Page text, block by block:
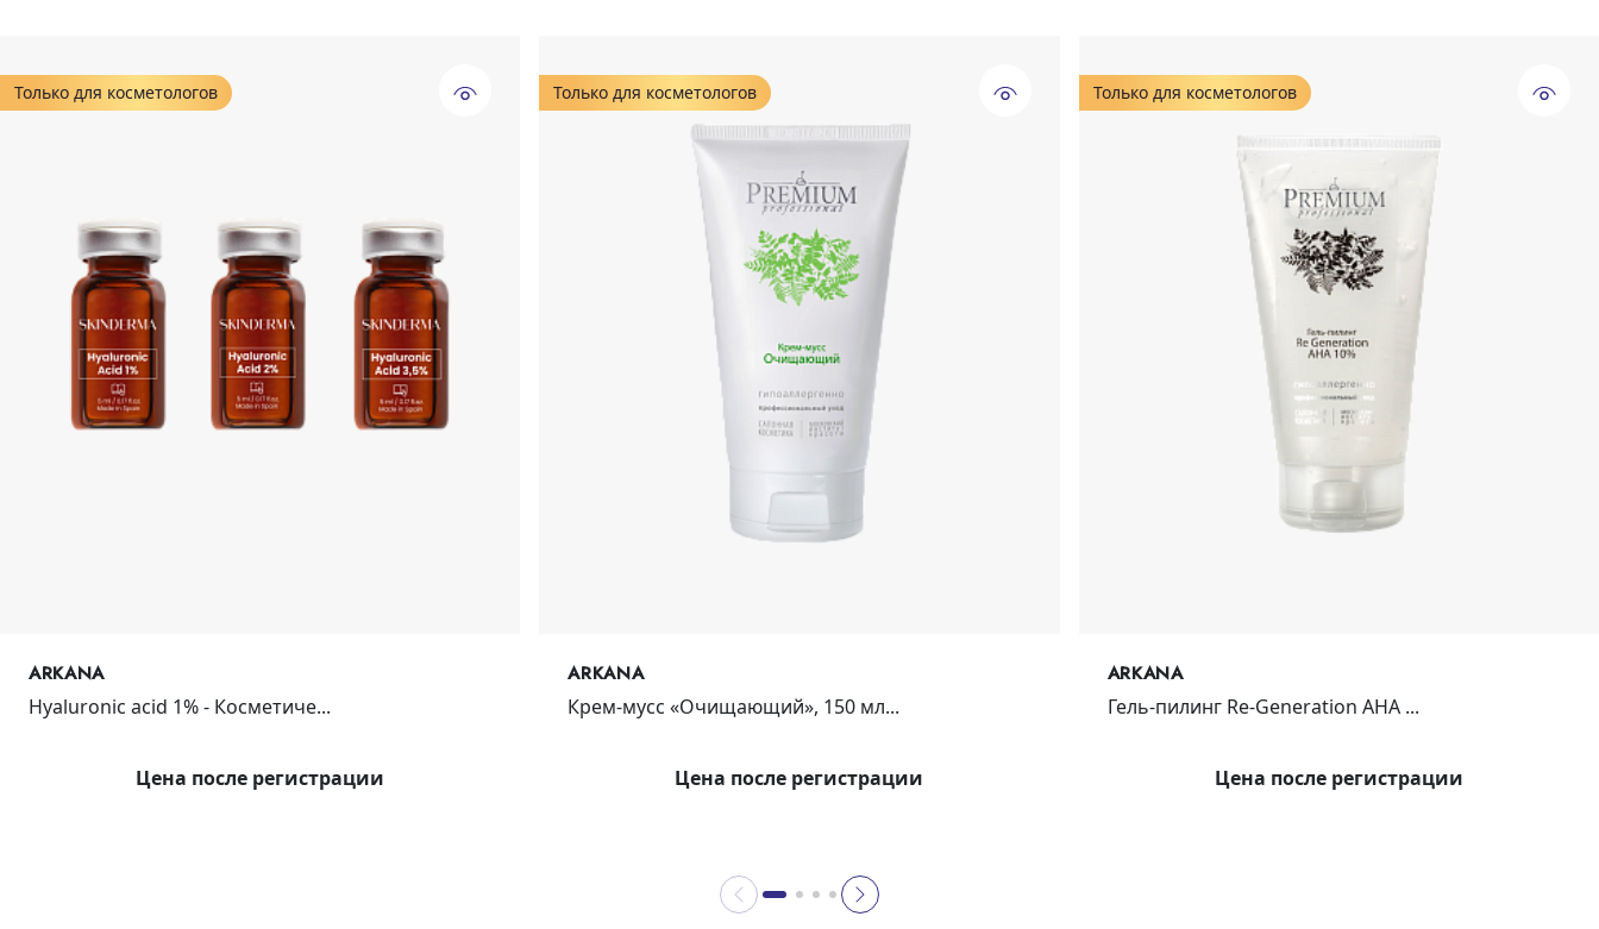
Только для косметологов
ARKANA
Hyaluronic acid 1% - Косметиче...
Цена после регистрации
Только для косметологов
ARKANA
Крем-мусс «Очищающий», 150 мл...
Цена после регистрации
Только для косметологов
ARKANA
Гель-пилинг Re-Generation AHA ...
Цена после регистрации